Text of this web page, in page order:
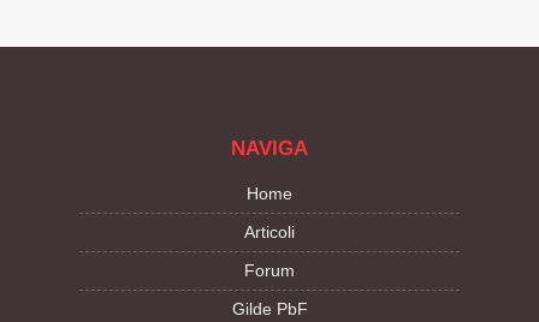
NAVIGA
Home
Articoli
Forum
Gilde PbF